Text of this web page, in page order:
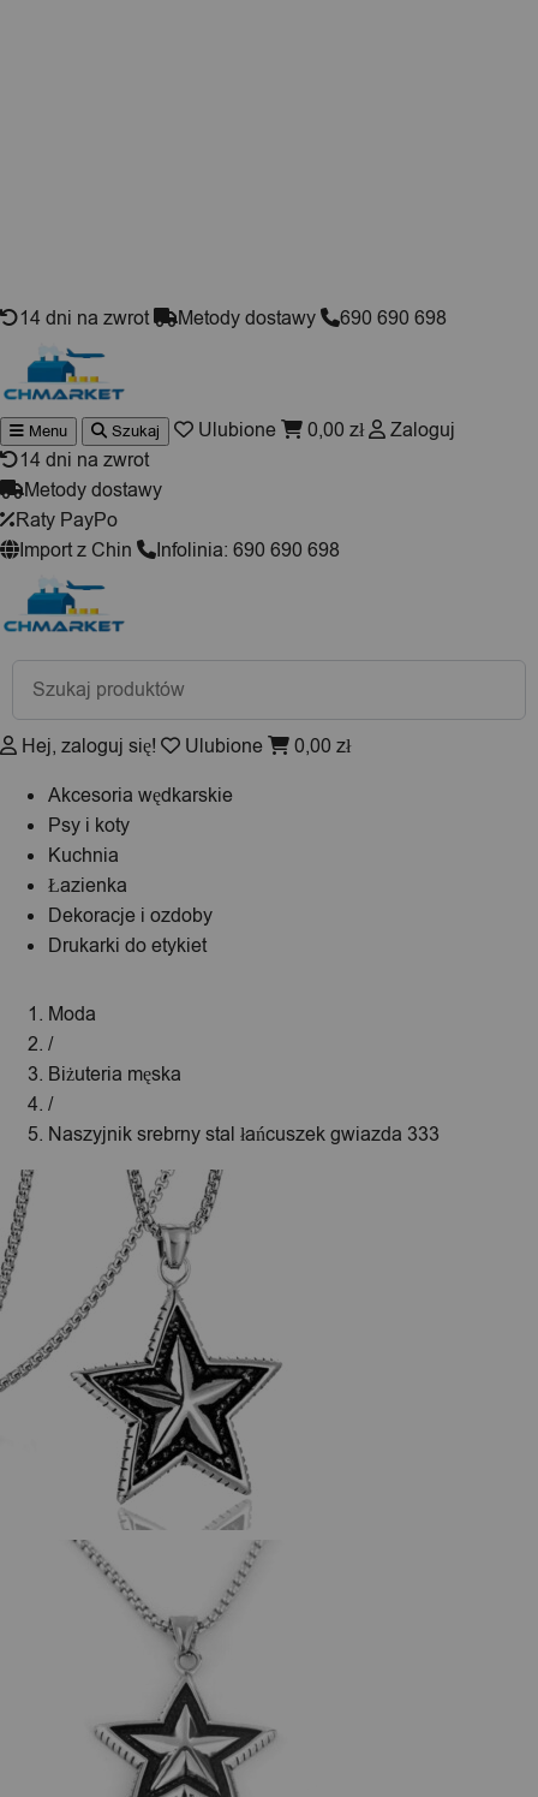
14 dni na zwrot Metody dostawy 690 690 698
Wyszukiwarka
produktów
Menu Szukaj Ulubione 0,00 zł
Zaloguj
14 dni na zwrot
Metody dostawy
Raty PayPo
Import z Chin
Infolinia: 690 690 698
Wyszukiwarka
produktów
Hej, zaloguj się! Ulubione 0,00 zł
Akcesoria wędkarskie
Psy i koty
Kuchnia
Łazienka
Dekoracje i ozdoby
Drukarki do etykiet
Moda
/
Biżuteria męska
/
Naszyjnik srebrny stal łańcuszek gwiazda 333